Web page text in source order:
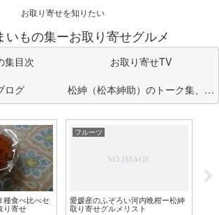
お取り寄せを知りたい
いもの集ーお取り寄せグルメ
集目次
お取り寄せTV
ログ
松紳（松本紳助）のトーク集、企
画のまとめ部屋
種食べ比べセ
り寄せ
フルーツ
愛媛産のふぞろい河内晩柑ー松紳
取り寄せグルメリスト